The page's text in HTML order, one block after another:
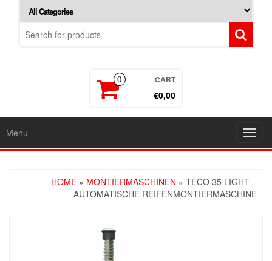
0 CART
€0,00
Menu
HOME » MONTIERMASCHINEN » TECO 35 LIGHT –
AUTOMATISCHE REIFENMONTIERMASCHINE